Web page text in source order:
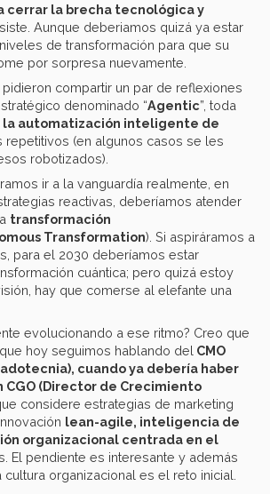
cerrar la brecha tecnológica y
Aunque deberiamos quizá ya estar
de transformación para que su
por sorpresa nuevamente.
compartir un par de reflexiones
denominado “Agentic”, toda
la automatización inteligente de
repetitivos (en algunos casos se les
robotizados).
ir a la vanguardía realmente, en
reactivas, deberíamos atender
transformación
Transformation). Si aspiráramos a
para el 2030 deberíamos estar
cuántica; pero quizá estoy
hay que comerse al elefante una
evolucionando a ese ritmo? Creo que
hoy seguimos hablando del CMO
cuando ya debería haber
CGO (Director de Crecimiento
considere estrategias de marketing
lean-agile, inteligencia de
organizacional centrada en el
El pendiente es interesante y además
organizacional es el reto inicial.